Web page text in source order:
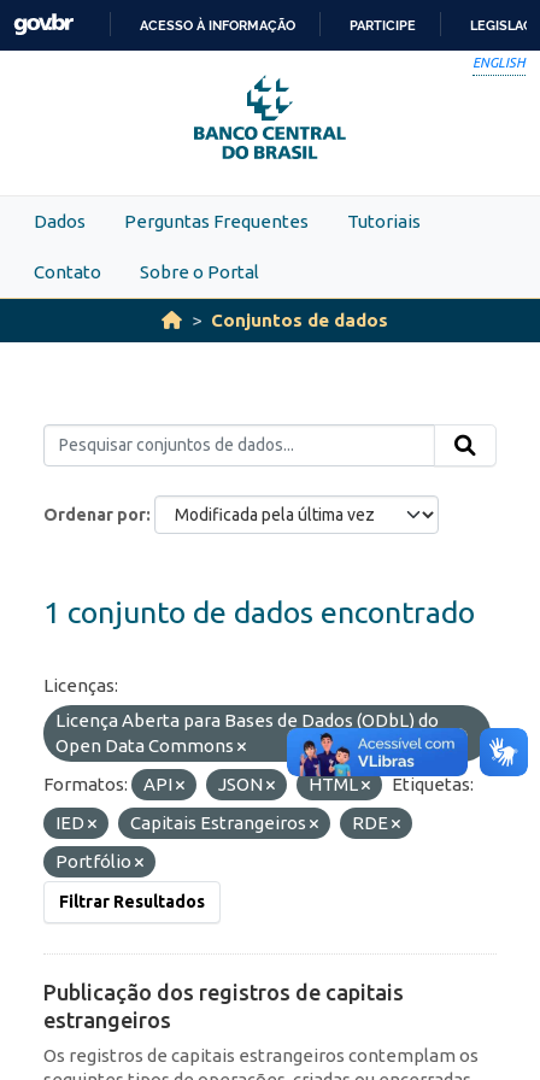
Skip to main content
PARA
O
CONTEÚDO
ACESSO À INFORMAÇÃO PARTICIPE
ENGLISH
Dados Perguntas Frequentes Tutoriais
Contato Sobre o Portal
Conjuntos de dados
Ordenar por
1 conjunto de dados encontrado
Licenças:
Licença Aberta para Bases de Dados (ODbL) do
Open Data Commons
Formatos:
API JSON HTML
Etiquetas:
IED
Capitais Estrangeiros
RDE
Portfólio
Filtrar Resultados
Publicação dos registros de capitais
estrangeiros
Os registros de capitais estrangeiros contemplam os